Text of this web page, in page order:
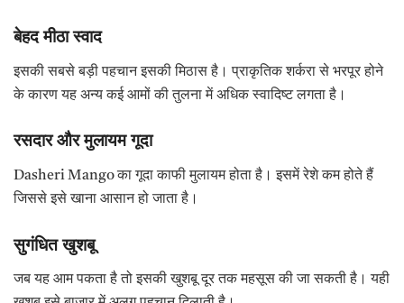
बेहद मीठा स्वाद
इसकी सबसे बड़ी पहचान इसकी मिठास है। प्राकृतिक शर्करा से भरपूर होने
के कारण यह अन्य कई आमों की तुलना में अधिक स्वादिष्ट लगता है।
रसदार और मुलायम गूदा
Dasheri Mango का गूदा काफी मुलायम होता है। इसमें रेशे कम होते हैं
जिससे इसे खाना आसान हो जाता है।
सुगंधित खुशबू
जब यह आम पकता है तो इसकी खुशबू दूर तक महसूस की जा सकती है। यही